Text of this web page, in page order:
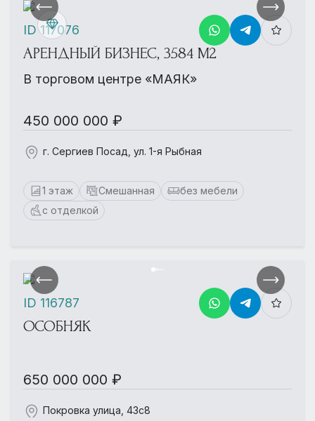
АРЕНДНЫЙ БИЗНЕС, 3584 М2
В торговом центре «МАЯК»
450 000 000 ₽
г. Сергиев Посад, ул. 1-я Рыбная
1 этаж Смешанная
без мебели
с отделкой
ID 117076
ОСОБНЯК
650 000 000 ₽
Покровка улица, 43с8
ID 116787